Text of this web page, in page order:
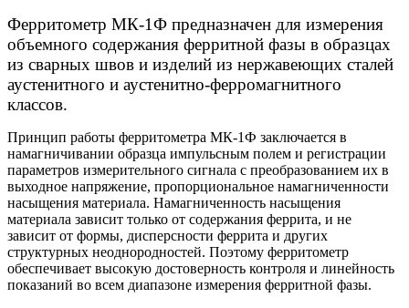
Ферритометр МК-1Ф предназначен для измерения
объемного содержания ферритной фазы в образцах
из сварных швов и изделий из нержавеющих сталей
аустенитного и аустенитно-ферромагнитного
классов.
Принцип работы ферритометра МК-1Ф заключается в
намагничивании образца импульсным полем и регистрации
параметров измерительного сигнала с преобразованием их в
выходное напряжение, пропорциональное намагниченности
насыщения материала. Намагниченность насыщения
материала зависит только от содержания феррита, и не
зависит от формы, дисперсности феррита и других
структурных неоднородностей. Поэтому ферритометр
обеспечивает высокую достоверность контроля и линейность
показаний во всем диапазоне измерения ферритной фазы.